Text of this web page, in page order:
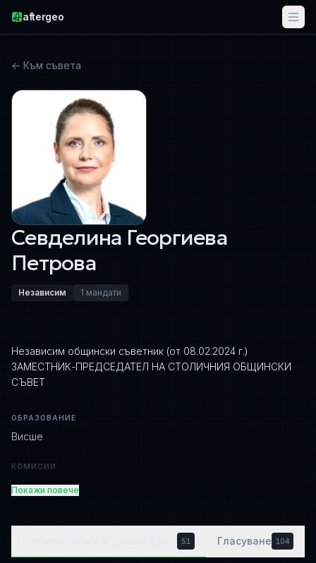
aftergeo
← Към съвета
Севделина Георгиева
Петрова
Независим 1 мандати
Независим общински съветник (от 08.02.2024 г.)
ЗАМЕСТНИК-ПРЕДСЕДАТЕЛ НА СТОЛИЧНИЯ ОБЩИНСКИ
СЪВЕТ
ОБРАЗОВАНИЕ
Висше
КОМИСИИ
ПК по устройство на територията, архитектура и
ПК по икономика, собственост и дигитална
Покажи повече
51 Гласуване 104